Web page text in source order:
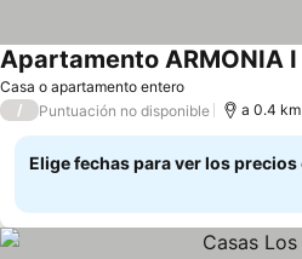
Casa o apartamento entero
Apartamento ARMONIA
/ Puntuación no disponible a 0.4
Elige fechas para ver los precios